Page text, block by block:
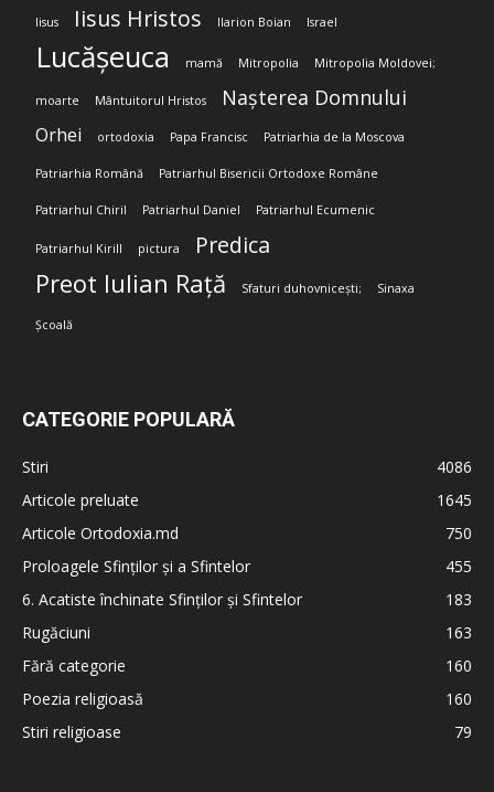
Iisus Iisus Hristos Ilarion Boian Israel
Lucășeuca mamă Mitropolia Mitropolia Moldovei;
moarte Mântuitorul Hristos Nașterea Domnului
Orhei ortodoxia Papa Francisc Patriarhia de la Moscova
Patriarhia Română Patriarhul Bisericii Ortodoxe Române
Patriarhul Chiril Patriarhul Daniel Patriarhul Ecumenic
Patriarhul Kirill pictura Predica
Preot Iulian Rață Sfaturi duhovnicești; Sinaxa
Școală
CATEGORIE POPULARĂ
Stiri
4086
Articole preluate
1645
Articole Ortodoxia.md
750
Proloagele Sfinților și a Sfintelor
455
6. Acatiste închinate Sfinților și Sfintelor
183
Rugăciuni
163
Fără categorie
160
Poezia religioasă
160
Stiri religioase
79